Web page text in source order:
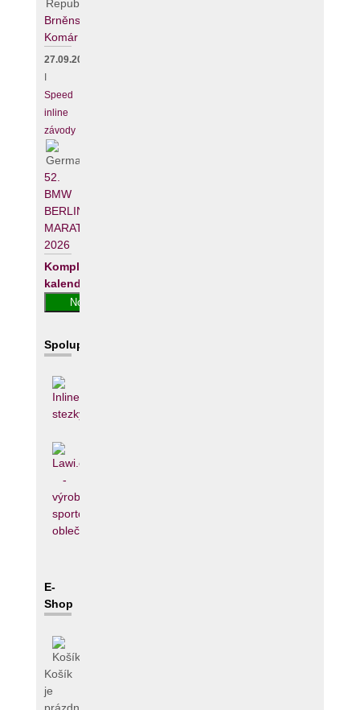
Brněnský
Komár
27.09.2026
Speed
inline
závody
52.
BMW
BERLIN-
MARATHON
2026
Kompletní
kalendář
Spolupracujeme
E-
Shop
Košík
je
prázdný